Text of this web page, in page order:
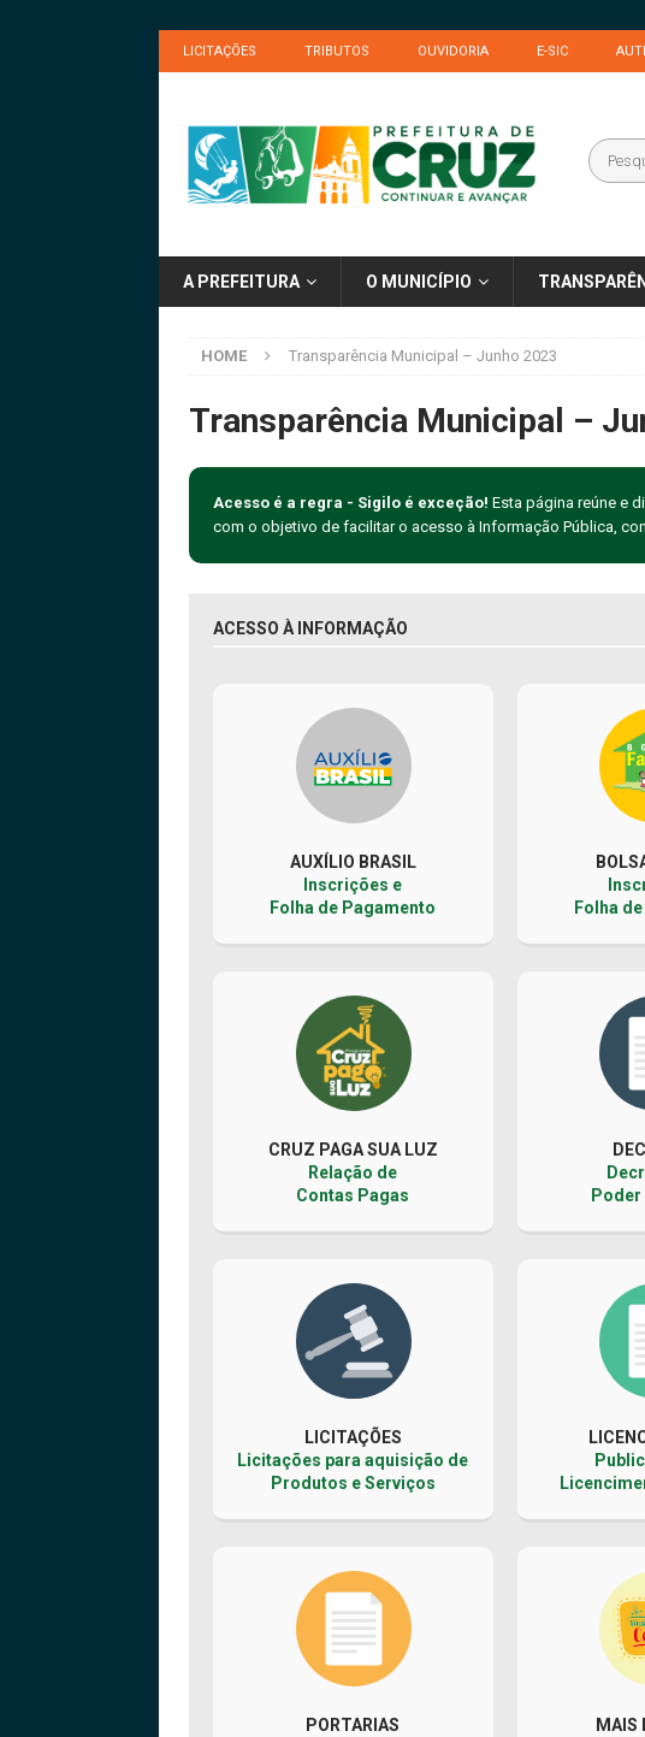
LICITAÇÕES TRIBUTOS OUVIDORIA E-SIC
A PREFEITURA O MUNICÍPIO
HOME Transparência Municipal – Junho 2023
Transparência Municipal –
Acesso é a regra - Sigilo é exceção! Esta página reúne e
com o objetivo de facilitar o acesso à Informação Pública,
ACESSO À INFORMAÇÃO
AUXÍLIO BRASIL
Inscrições e
Folha de Pagamento
CRUZ PAGA SUA LUZ
Relação de
Contas Pagas
LICITAÇÕES
Licitações para aquisição de
Produtos e Serviços
PORTARIAS
Folha
Poder
MAIS